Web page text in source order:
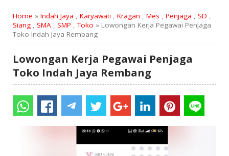
Home » Indah Jaya , Karyawati , Kragan , Mes , Penjaga , SD ,
Siang, SMA, SMP ,Toko » Lowongan Kerja Pegawai Penjaga
Toko Indah Jaya Rembang
Lowongan Kerja Pegawai Penjaga
Toko Indah Jaya Rembang